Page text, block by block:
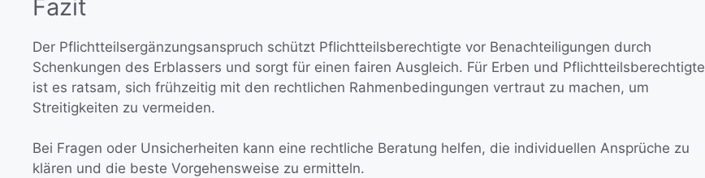
Fazit
Der Pflichtteilsergänzungsanspruch schützt Pflichtteilsberechtigte vor Benachteiligungen durch
Schenkungen des Erblassers und sorgt für einen fairen Ausgleich. Für Erben und Pflichtteilsberechtigte
ist es ratsam, sich frühzeitig mit den rechtlichen Rahmenbedingungen vertraut zu machen, um
Streitigkeiten zu vermeiden.
Bei Fragen oder Unsicherheiten kann eine rechtliche Beratung helfen, die individuellen Ansprüche zu
klären und die beste Vorgehensweise zu ermitteln.